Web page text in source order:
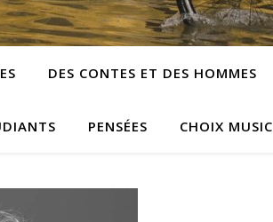
DES CONTES ET DES HOMMES
PENSÉES CHOIX